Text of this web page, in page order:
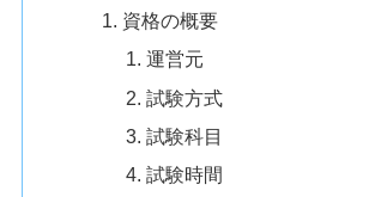
資格の概要
運営元
試験方式
試験科目
試験時間